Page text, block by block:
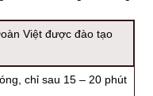
Việt được đào tạo
chỉ sau 15 – 20 phút